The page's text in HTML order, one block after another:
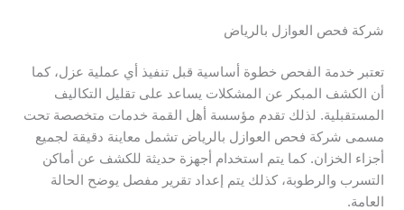
شركة فحص العوازل بالرياض
تعتبر خدمة الفحص خطوة أساسية قبل تنفيذ أي عملية عزل، كما
أن الكشف المبكر عن المشكلات يساعد على تقليل التكاليف
المستقبلية. لذلك تقدم مؤسسة أهل القمة خدمات متخصصة تحت
مسمى شركة فحص العوازل بالرياض تشمل معاينة دقيقة لجميع
أجزاء الخزان. كما يتم استخدام أجهزة حديثة للكشف عن أماكن
التسرب والرطوبة، كذلك يتم إعداد تقرير مفصل يوضح الحالة
العامة.